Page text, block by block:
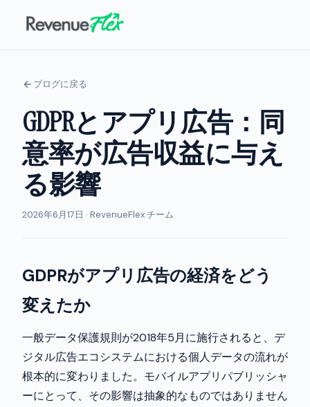
ブログに戻る
GDPRとアプリ広告：同
意率が広告収益に与え
る影響
2026年6月17日 · RevenueFlex チーム
GDPRがアプリ広告の経済をどう
変えたか
一般データ保護規則が2018年5月に施行されると、デ
ジタル広告エコシステムにおける個人データの流れが
根本的に変わりました。モバイルアプリパブリッシャ
ーにとって、その影響は抽象的なものではありません